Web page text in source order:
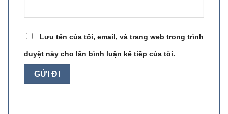
Lưu tên của tôi, email, và trang web trong trình
duyệt này cho lần bình luận kế tiếp của tôi.